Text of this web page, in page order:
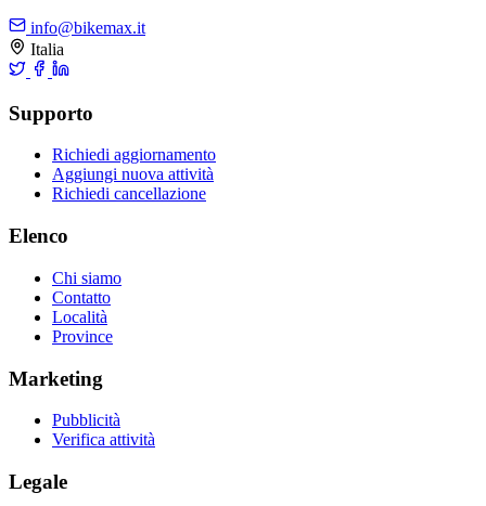
info@bikemax.it
Italia
Supporto
Richiedi aggiornamento
Aggiungi nuova attività
Richiedi cancellazione
Elenco
Chi siamo
Contatto
Località
Province
Marketing
Pubblicità
Verifica attività
Legale